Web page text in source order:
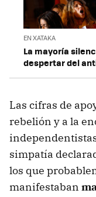
EN XATAKA
La mayoría
despertar del
Las cifras de
rebelión y a la
simpatía
los que
manifestaban